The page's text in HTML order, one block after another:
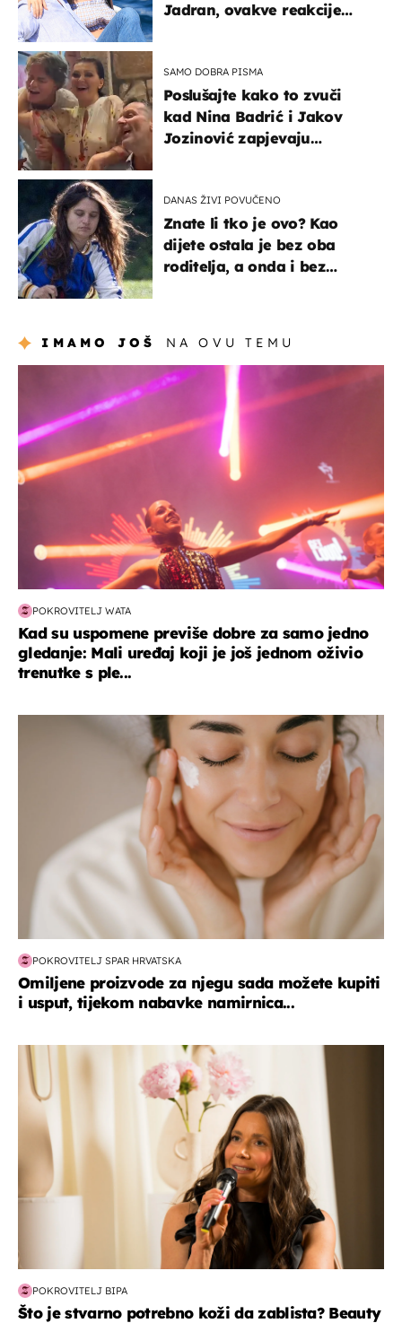
Jadran, ovakve reakcije
SAMO DOBRA PISMA
Poslušajte kako to zvuči
kad Nina Badrić i Jakov
Jozinović zapjevaju
DANAS ŽIVI POVUČENO
Znate li tko je ovo? Kao
dijete ostala je bez oba
roditelja, a onda i bez
IMAMO JOŠ NA OVU TEMU
POKROVITELJ WATA
Kad su uspomene previše dobre za samo jedno
gledanje: Mali uređaj koji je još jednom oživio
trenutke s ple...
moda & ljepota
POKROVITELJ SPAR HRVATSKA
Omiljene proizvode za njegu sada možete kupiti
i usput, tijekom nabavke namirnica...
moda & ljepota
POKROVITELJ BIPA
Što je stvarno potrebno koži da zablista? Beauty